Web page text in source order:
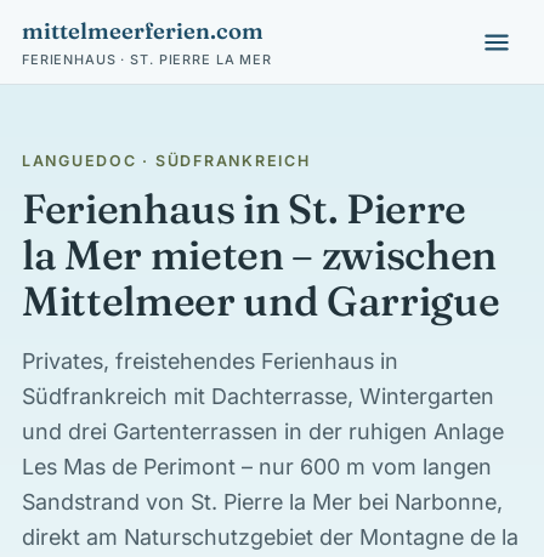
mittelmeerferien.com
FERIENHAUS · ST. PIERRE LA MER
LANGUEDOC · SÜDFRANKREICH
Ferienhaus in St. Pierre
la Mer mieten – zwischen
Mittelmeer und Garrigue
Privates, freistehendes Ferienhaus in
Südfrankreich mit Dachterrasse, Wintergarten
und drei Gartenterrassen in der ruhigen Anlage
Les Mas de Perimont – nur 600 m vom langen
Sandstrand von St. Pierre la Mer bei Narbonne,
direkt am Naturschutzgebiet der Montagne de la